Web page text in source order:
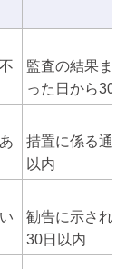
監査の結果ま
った日から30
措置に係る通
以内
勧告に示され
30日以内